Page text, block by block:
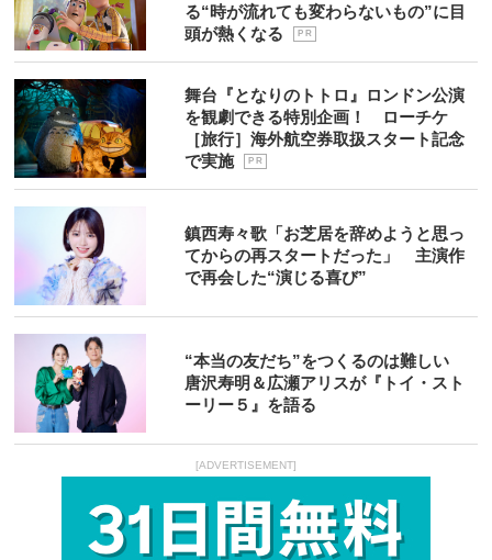
る“時が流れても変わらないもの”に目
頭が熱くなる
P R
舞台『となりのトトロ』ロンドン公演
を観劇できる特別企画！ ローチケ
［旅行］海外航空券取扱スタート記念
で実施
P R
鎮西寿々歌「お芝居を辞めようと思っ
てからの再スタートだった」 主演作
で再会した“演じる喜び”
“本当の友だち”をつくるのは難しい
唐沢寿明＆広瀬アリスが『トイ・スト
ーリー５』を語る
[ADVERTISEMENT]